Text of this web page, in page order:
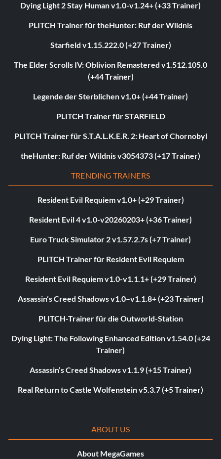
Dying Light 2 Stay Human v1.0-v1.24+ (+33 Trainer)
PLITCH Trainer für theHunter: Ruf der Wildnis
Starfield v1.15.222.0 (+27 Trainer)
The Elder Scrolls IV: Oblivion Remastered v1.512.105.0
(+44 Trainer)
Legende der Sterblichen v1.0+ (+44 Trainer)
PLITCH Trainer für STARFIELD
PLITCH Trainer für S.T.A.L.K.E.R. 2: Heart of Chornobyl
theHunter: Ruf der Wildnis v3054373 (+17 Trainer)
TRENDING TRAINERS
Resident Evil Requiem v1.0+ (+29 Trainer)
Resident Evil 4 v1.0-v20260203+ (+36 Trainer)
Euro Truck Simulator 2 v1.57.2.7s (+7 Trainer)
PLITCH Trainer für Resident Evil Requiem
Resident Evil Requiem v1.0-v1.1.1+ (+29 Trainer)
Assassin’s Creed Shadows v1.0–v1.1.8+ (+23 Trainer)
PLITCH-Trainer für die Outworld-Station
Dying Light: The Following Enhanced Edition v1.54.0 (+24
Trainer)
Assassin’s Creed Shadows v1.1.9 (+15 Trainer)
Real Return to Castle Wolfenstein v5.3.7 (+5 Trainer)
ABOUT US
About MegaGames